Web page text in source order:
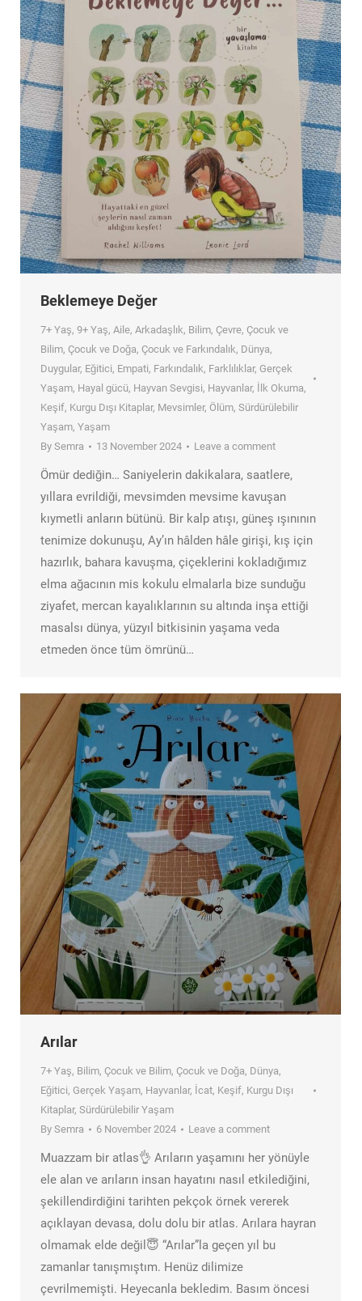
Beklemeye Değer
7+ Yaş, 9+ Yaş, Aile, Arkadaşlık, Bilim, Çevre, Çocuk ve
Bilim, Çocuk ve Doğa, Çocuk ve Farkındalık, Dünya,
Duygular, Eğitici, Empati, Farkındalık, Farklılıklar, Gerçek
Yaşam, Hayal gücü, Hayvan Sevgisi, Hayvanlar, İlk Okuma,
Keşif, Kurgu Dışı Kitaplar, Mevsimler, Ölüm, Sürdürülebilir
Yaşam, Yaşam
By Semra 13 November 2024 Leave a comment
Ömür dediğin… Saniyelerin dakikalara, saatlere,
yıllara evrildiği, mevsimden mevsime kavuşan
kıymetli anların bütünü. Bir kalp atışı, güneş ışınının
tenimize dokunuşu, Ay’ın hâlden hâle girişi, kış için
hazırlık, bahara kavuşma, çiçeklerini kokladığımız
elma ağacının mis kokulu elmalarla bize sunduğu
ziyafet, mercan kayalıklarının su altında inşa ettiği
masalsı dünya, yüzyıl bitkisinin yaşama veda
etmeden önce tüm ömrünü…
Arılar
7+ Yaş, Bilim, Çocuk ve Bilim, Çocuk ve Doğa, Dünya,
Eğitici, Gerçek Yaşam, Hayvanlar, İcat, Keşif, Kurgu Dışı
Kitaplar, Sürdürülebilir Yaşam
By Semra 6 November 2024 Leave a comment
Muazzam bir atlas👌 Arıların yaşamını her yönüyle
ele alan ve arıların insan hayatını nasıl etkilediğini,
şekillendirdiğini tarihten pekçok örnek vererek
açıklayan devasa, dolu dolu bir atlas. Arılara hayran
olmamak elde değil😇 “Arılar”la geçen yıl bu
zamanlar tanışmıştım. Henüz dilimize
çevrilmemişti. Heyecanla bekledim. Basım öncesi